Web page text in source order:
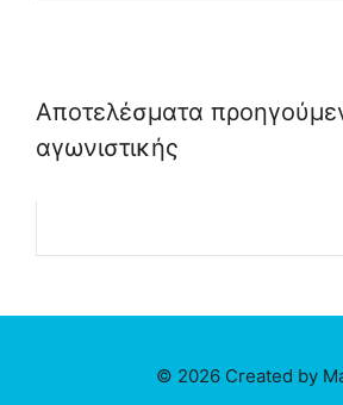
Αποτελέσματα
αγωνιστικής
© 2026 Created by